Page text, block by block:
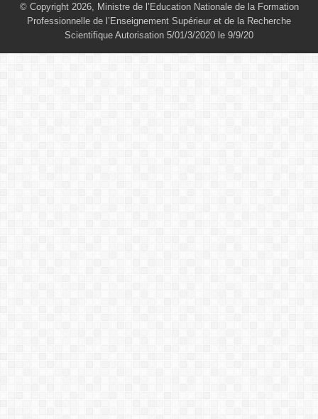
© Copyright 2026, Ministre de l’Education Nationale de la Formation
Professionnelle de l’Enseignement Supérieur et de la Recherche
Scientifique Autorisation 5/01/3/2020 le 9/9/20